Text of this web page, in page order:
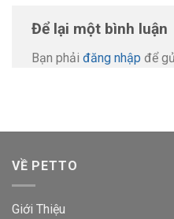
Để lại một bình luận
Bạn phải đăng nhập để
VỀ PETTO
Giới Thiệu